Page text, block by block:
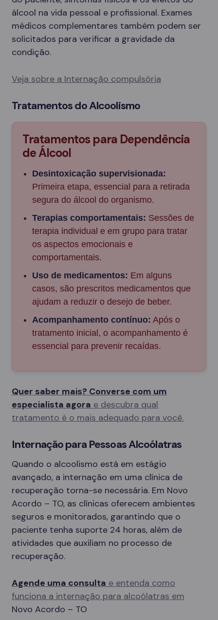
álcool na vida pessoal e profissional. Exames
médicos complementares também podem ser
solicitados para verificar a gravidade da
condição.
Veja sobre a Internação compulsória
Tratamentos do Alcoolismo
Tratamentos para Dependência
de Álcool
Desintoxicação supervisionada:
Primeira etapa, essencial para a retirada
segura do álcool do organismo.
Terapias comportamentais: Sessões de
terapia individual e em grupo para tratar
os aspectos emocionais e
comportamentais.
Uso de medicamentos: Em alguns
casos, são prescritos medicamentos que
ajudam a reduzir o desejo de beber.
Acompanhamento contínuo: Após o
tratamento inicial, o acompanhamento é
essencial para prevenir recaídas.
Quer saber mais? Converse com um
especialista agora e descubra qual
tratamento é o mais adequado para você.
Internação para Pessoas Alcoólatras
Quando o alcoolismo está em estágio
avançado, a internação em uma clínica de
recuperação torna-se necessária. Em Novo
Acordo – TO, as clínicas oferecem ambientes
seguros e monitorados, garantindo que o
paciente tenha suporte 24 horas, além de
atividades que auxiliam no processo de
recuperação.
Agende uma consulta e entenda como
funciona a internação para alcoólatras em
Novo Acordo – TO